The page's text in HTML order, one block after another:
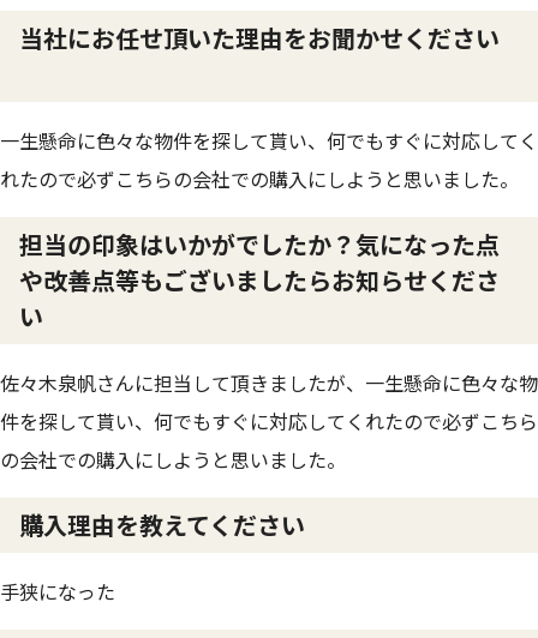
当社にお任せ頂いた理由をお聞かせください
一生懸命に色々な物件を探して貰い、何でもすぐに対応してく
れたので必ずこちらの会社での購入にしようと思いました。
担当の印象はいかがでしたか？気になった点
や改善点等もございましたらお知らせくださ
い
佐々木泉帆さんに担当して頂きましたが、一生懸命に色々な物
件を探して貰い、何でもすぐに対応してくれたので必ずこちら
の会社での購入にしようと思いました。
購入理由を教えてください
手狭になった